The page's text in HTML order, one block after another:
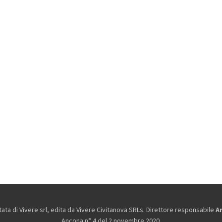
di Vivere srl, edita da Vivere Civitanova SRLs. Direttore responsabile